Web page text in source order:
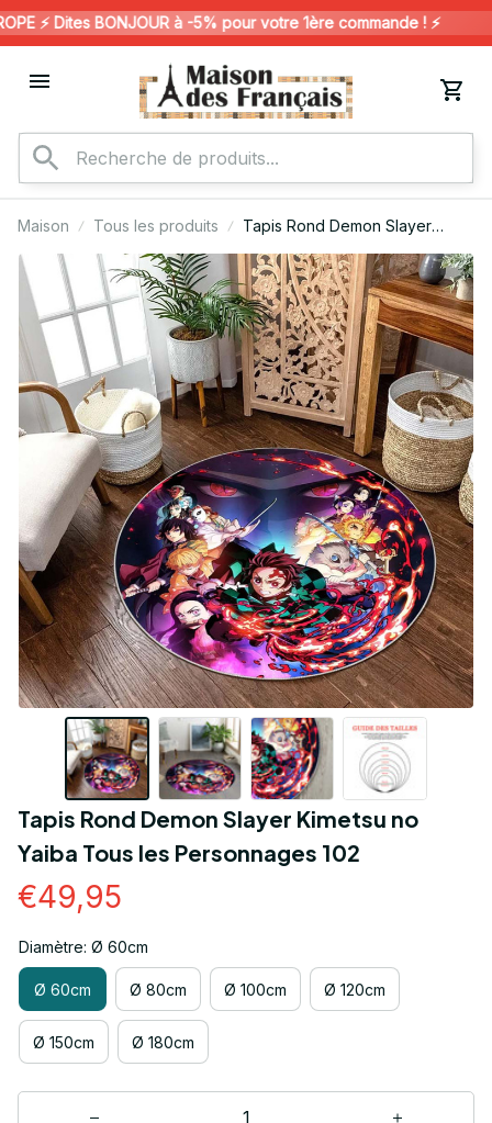
⚡️ Dites BONJOUR à -5% pour votre 1ère commande ! ⚡️
Maison Tous les produits
Tapis Rond Demon Slayer
Kimetsu no Yaiba Tous les
Personnages 102
Tapis Rond Demon Slayer Kimetsu no
Yaiba Tous les Personnages 102
€49,95
Diamètre: Ø 60cm
Ø 60cm Ø 80cm Ø 100cm Ø 120cm
Ø 150cm Ø 180cm